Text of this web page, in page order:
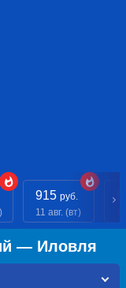
915 руб.
11 авг. (вт)
— Иловля